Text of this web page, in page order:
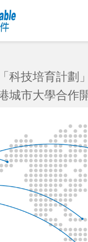
科技培育計劃
城市大學合作